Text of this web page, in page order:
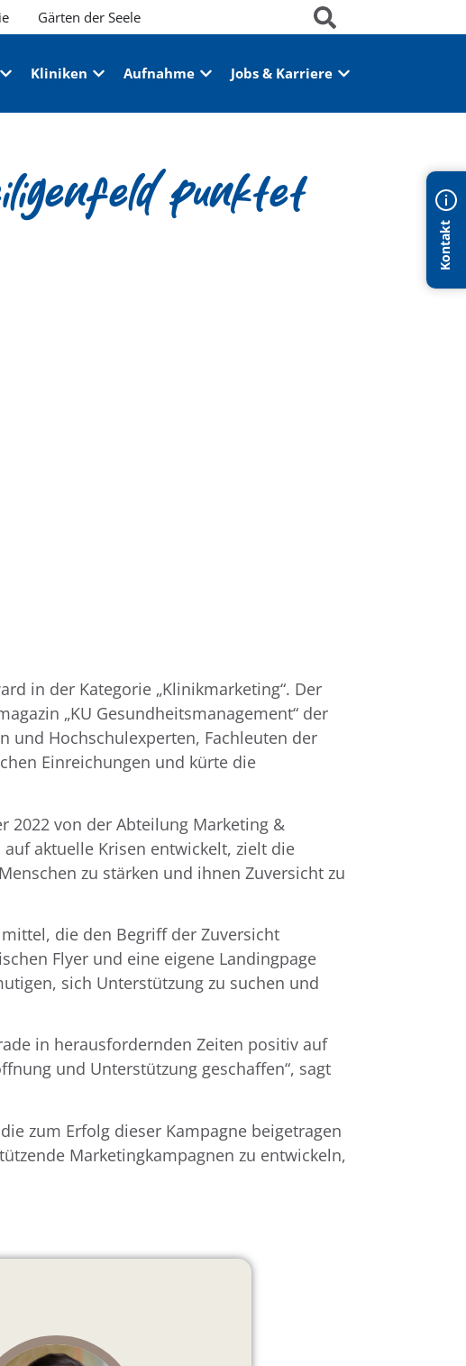
Kontakt
Gärten der Seele
Kliniken Aufnahme Jobs & Karriere
punktet
in der Kategorie „Klinikmarketing“. Der
„KU Gesundheitsmanagement“ der
und Hochschulexperten, Fachleuten der
Einreichungen und kürte die
2022 von der Abteilung Marketing &
aktuelle Krisen entwickelt, zielt die
zu stärken und ihnen Zuversicht zu
die den Begriff der Zuversicht
Flyer und eine eigene Landingpage
sich Unterstützung zu suchen und
in herausfordernden Zeiten positiv auf
und Unterstützung geschaffen“, sagt
zum Erfolg dieser Kampagne beigetragen
Marketingkampagnen zu entwickeln,